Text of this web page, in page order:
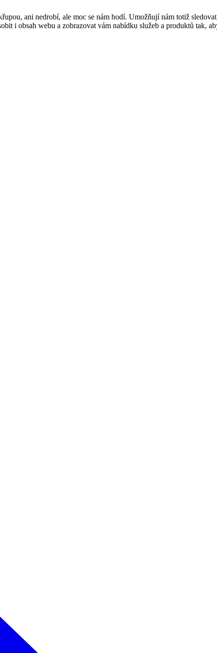
ani nedrobí, ale moc se nám hodí. Umožňují nám totiž
i obsah webu a zobrazovat vám nabídku služeb a produktů tak,